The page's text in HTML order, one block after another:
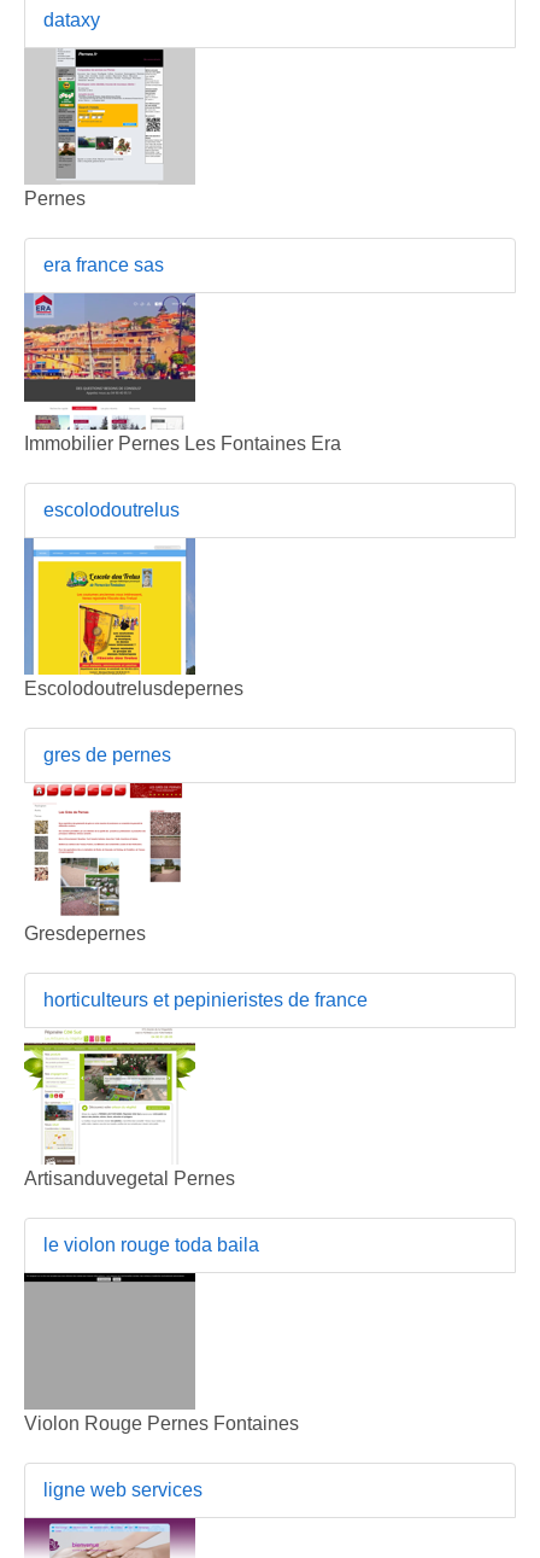
dataxy
Pernes
era france sas
Immobilier Pernes Les Fontaines Era
escolodoutrelus
Escolodoutrelusdepernes
gres de pernes
Gresdepernes
horticulteurs et pepinieristes de france
Artisanduvegetal Pernes
le violon rouge toda baila
Violon Rouge Pernes Fontaines
ligne web services